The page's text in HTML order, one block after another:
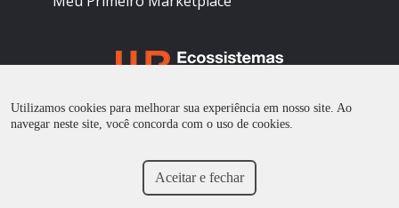
Todos os direitos reservados
Utilizamos cookies para melhorar sua experiência em nosso site. Ao
navegar neste site, você concorda com o uso de cookies.
Aceitar e fechar